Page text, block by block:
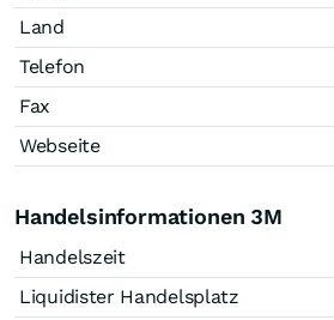
Land
Telefon
Fax
Webseite
Handelsinformationen 3M
Handelszeit
Liquidister Handelsplatz